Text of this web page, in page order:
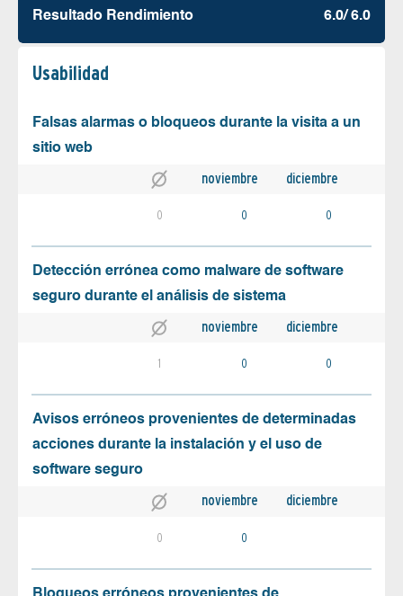
Resultado Rendimiento 6.0/ 6.0
Usabilidad
Falsas alarmas o bloqueos durante la visita a un
sitio web
noviembre diciembre
0 0 0
Detección errónea como malware de software
seguro durante el análisis de sistema
noviembre diciembre
1 0 0
Avisos erróneos provenientes de determinadas
acciones durante la instalación y el uso de
software seguro
noviembre diciembre
0 0